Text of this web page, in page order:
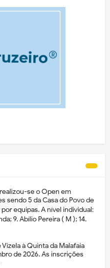
se o Open em
sendo 5 da Casa do Povo de
equipas. A nível individual:
9. Abílio Pereira ( M ); 14.
à Quinta da Malafaia
de 2026. As inscrições